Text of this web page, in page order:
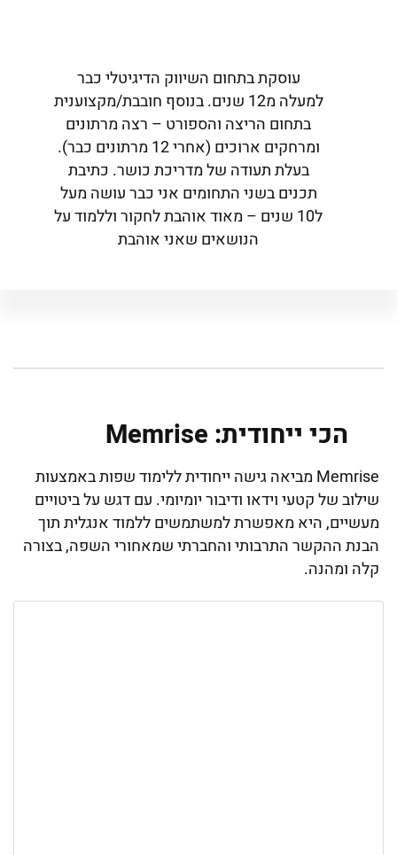
עוסקת בתחום השיווק הדיגיטלי כבר
למעלה מ12 שנים. בנוסף חובבת/מקצוענית
בתחום הריצה והספורט – רצה מרתונים
ומרחקים ארוכים (אחרי 12 מרתונים כבר).
בעלת תעודה של מדריכת כושר. כתיבת
תכנים בשני התחומים אני כבר עושה מעל
ל10 שנים – מאוד אוהבת לחקור וללמוד על
הנושאים שאני אוהבת
הכי ייחודית: Memrise
Memrise מביאה גישה ייחודית ללימוד שפות באמצעות
שילוב של קטעי וידאו ודיבור יומיומי. עם דגש על ביטויים
מעשיים, היא מאפשרת למשתמשים ללמוד אנגלית תוך
הבנת ההקשר התרבותי והחברתי שמאחורי השפה, בצורה
קלה ומהנה.